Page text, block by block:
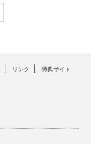
リンク 特典サイト